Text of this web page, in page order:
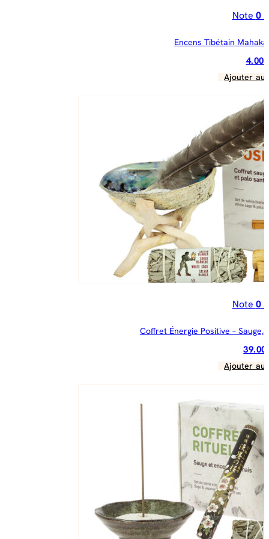
Note 0
Encens Tibétain
4.00
Ajouter au
Note 0
Coffret Énergie Positive –
39.00
Ajouter au